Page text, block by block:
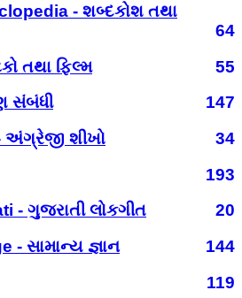
- શબ્દકોશ તથા
64
તથા ફિલ્મ
55
સંબંધી
147
અંગ્રેજી શીખો
34
193
- ગુજરાતી લોકગીત
20
- સામાન્ય જ્ઞાન
144
119